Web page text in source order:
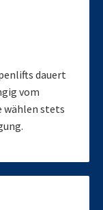
dauert
vom
wählen stets